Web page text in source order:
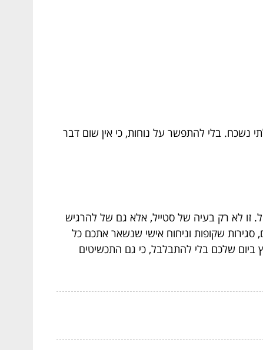
נשכח. בלי להתפשר על נוחות, כי אין שום דבר
זו לא רק בעיה של סטייל, אלא גם של להרגיש
שקופות וניחוח אישי שנשאר אתכם כל
ביום שלכם בלי להתבלבל, כי גם התכשיטים